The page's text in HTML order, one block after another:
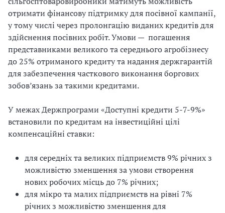
отримати фінансову підтримку для посівної кампанії,
у тому числі через пролонгацію виданих кредитів для
здійснення посівних робіт. Умови — погашення
представниками великого та середнього агробізнесу
до 25% отриманого кредиту та надання держгарантій
для забезпечення часткового виконання боргових
зобов’язань за такими кредитами.
У межах Держпрограми «Доступні кредити 5-7-9%»
встановили по кредитам на інвестиційні цілі
компенсаційні ставки:
для середніх та великих підприємств 9% річних з
можливістю зменшення за умови створення
нових робочих місць до 7% річних;
для мікро та малих підприємств на рівні 7%
річних з можливістю зменшення для